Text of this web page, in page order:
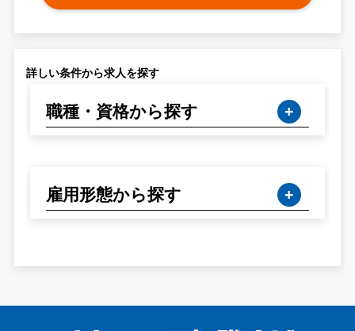
詳しい条件から求人を探す
職種・資格から探す
雇用形態から探す